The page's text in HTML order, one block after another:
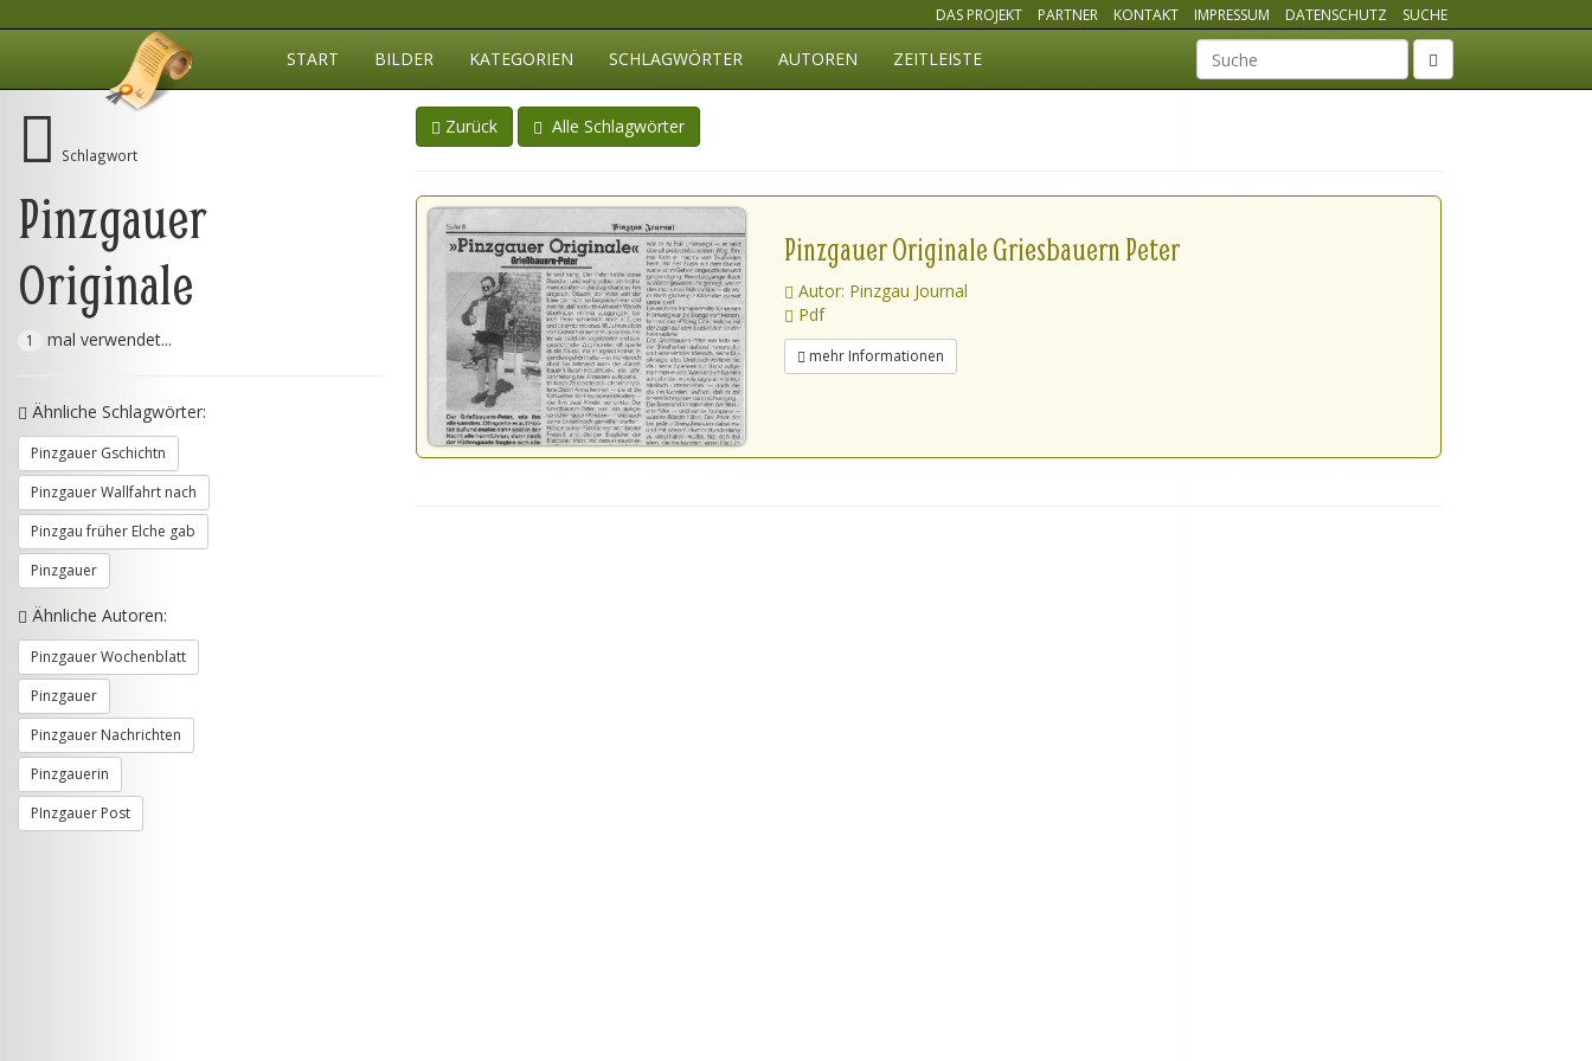
DAS PROJEKT PARTNER KONTAKT IMPRESSUM DATENSCHUTZ SUCHE
START BILDER KATEGORIEN SCHLAGWÖRTER AUTOREN ZEITLEISTE Suchbegriff
Schlagwort
Pinzgauer
Originale
1 mal verwendet...
Ähnliche Schlagwörter:
Pinzgauer Gschichtn
Pinzgauer Wallfahrt nach
Pinzgau früher Elche gab
Pinzgauer
Ähnliche Autoren:
Pinzgauer Wochenblatt
Pinzgauer
Pinzgauer Nachrichten
Pinzgauerin
PInzgauer Post
Zurück Alle Schlagwörter
Pinzgauer Originale Griesbauern Peter
Autor: Pinzgau Journal
Pdf
mehr Informationen